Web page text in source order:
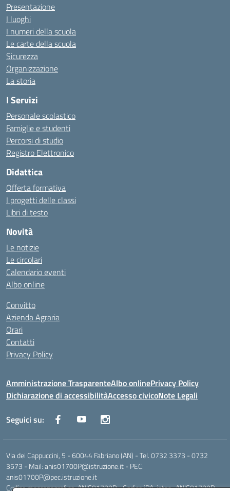
Presentazione
I luoghi
I numeri della scuola
Le carte della scuola
Sicurezza
Organizzazione
La storia
I Servizi
Personale scolastico
Famiglie e studenti
Percorsi di studio
Registro Elettronico
Didattica
Offerta formativa
I progetti delle classi
Libri di testo
Novità
Le notizie
Le circolari
Calendario eventi
Albo online
Convitto
Azienda Agraria
Orari
Contatti
Privacy Policy
Amministrazione TrasparenteAlbo onlinePrivacy Policy
Dichiarazione di accessibilitàAccesso civicoNote Legali
Seguici su:
Via dei Cappuccini, 5 - 60044 Fabriano (AN) - Tel. 0732 3373 - 0732
3573 - Mail: anis01700P@istruzione.it - PEC:
anis01700P@pec.istruzione.it
Codice meccanografico: ANIS01700P - Codice iPA: istsc_ANIS01700P -